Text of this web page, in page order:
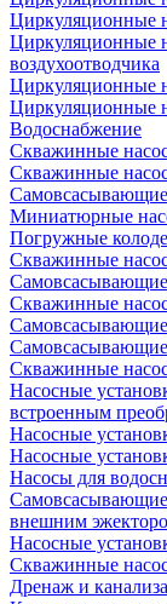
Циркуляционные
Циркуляционные
воздухоотводчика
Циркуляционные
Циркуляционные
Водоснабжение
Скважинные
Скважинные
Миниатюрные
Погружные
Скважинные
Самовсасывающие
Скважинные
Самовсасывающие
Скважинные
Насосные
встроенным
Насосные
Насосные
Насосы для
Самовсасывающие
внешним
Насосные
Скважинные
Дренаж и